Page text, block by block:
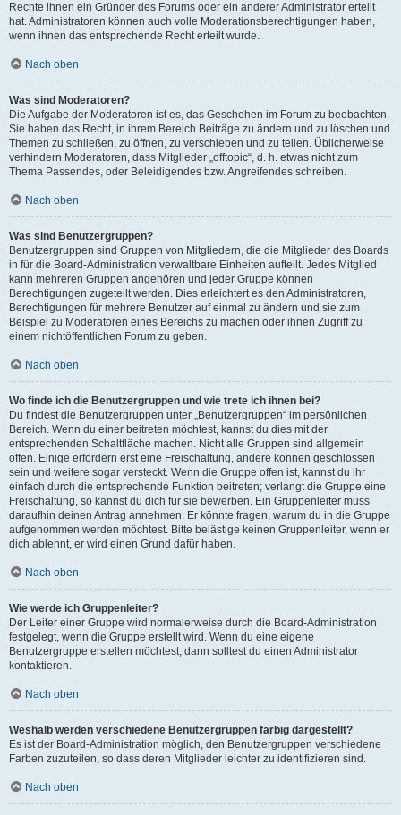
Rechte ihnen ein Gründer des Forums oder ein anderer Administrator erteilt
hat. Administratoren können auch volle Moderationsberechtigungen haben,
wenn ihnen das entsprechende Recht erteilt wurde.
Nach oben
Was sind Moderatoren?
Die Aufgabe der Moderatoren ist es, das Geschehen im Forum zu beobachten.
Sie haben das Recht, in ihrem Bereich Beiträge zu ändern und zu löschen und
Themen zu schließen, zu öffnen, zu verschieben und zu teilen. Üblicherweise
verhindern Moderatoren, dass Mitglieder „offtopic“, d. h. etwas nicht zum
Thema Passendes, oder Beleidigendes bzw. Angreifendes schreiben.
Nach oben
Was sind Benutzergruppen?
Benutzergruppen sind Gruppen von Mitgliedern, die die Mitglieder des Boards
in für die Board-Administration verwaltbare Einheiten aufteilt. Jedes Mitglied
kann mehreren Gruppen angehören und jeder Gruppe können
Berechtigungen zugeteilt werden. Dies erleichtert es den Administratoren,
Berechtigungen für mehrere Benutzer auf einmal zu ändern und sie zum
Beispiel zu Moderatoren eines Bereichs zu machen oder ihnen Zugriff zu
einem nichtöffentlichen Forum zu geben.
Nach oben
Wo finde ich die Benutzergruppen und wie trete ich ihnen bei?
Du findest die Benutzergruppen unter „Benutzergruppen“ im persönlichen
Bereich. Wenn du einer beitreten möchtest, kannst du dies mit der
entsprechenden Schaltfläche machen. Nicht alle Gruppen sind allgemein
offen. Einige erfordern erst eine Freischaltung, andere können geschlossen
sein und weitere sogar versteckt. Wenn die Gruppe offen ist, kannst du ihr
einfach durch die entsprechende Funktion beitreten; verlangt die Gruppe eine
Freischaltung, so kannst du dich für sie bewerben. Ein Gruppenleiter muss
daraufhin deinen Antrag annehmen. Er könnte fragen, warum du in die Gruppe
aufgenommen werden möchtest. Bitte belästige keinen Gruppenleiter, wenn er
dich ablehnt, er wird einen Grund dafür haben.
Nach oben
Wie werde ich Gruppenleiter?
Der Leiter einer Gruppe wird normalerweise durch die Board-Administration
festgelegt, wenn die Gruppe erstellt wird. Wenn du eine eigene
Benutzergruppe erstellen möchtest, dann solltest du einen Administrator
kontaktieren.
Nach oben
Weshalb werden verschiedene Benutzergruppen farbig dargestellt?
Es ist der Board-Administration möglich, den Benutzergruppen verschiedene
Farben zuzuteilen, so dass deren Mitglieder leichter zu identifizieren sind.
Nach oben